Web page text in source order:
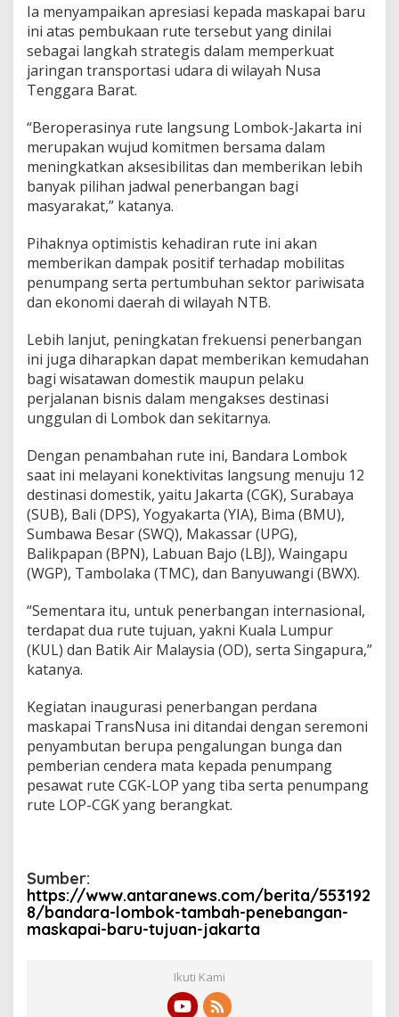
Ia menyampaikan apresiasi kepada maskapai baru
ini atas pembukaan rute tersebut yang dinilai
sebagai langkah strategis dalam memperkuat
jaringan transportasi udara di wilayah Nusa
Tenggara Barat.
“Beroperasinya rute langsung Lombok-Jakarta ini
merupakan wujud komitmen bersama dalam
meningkatkan aksesibilitas dan memberikan lebih
banyak pilihan jadwal penerbangan bagi
masyarakat,” katanya.
Pihaknya optimistis kehadiran rute ini akan
memberikan dampak positif terhadap mobilitas
penumpang serta pertumbuhan sektor pariwisata
dan ekonomi daerah di wilayah NTB.
Lebih lanjut, peningkatan frekuensi penerbangan
ini juga diharapkan dapat memberikan kemudahan
bagi wisatawan domestik maupun pelaku
perjalanan bisnis dalam mengakses destinasi
unggulan di Lombok dan sekitarnya.
Dengan penambahan rute ini, Bandara Lombok
saat ini melayani konektivitas langsung menuju 12
destinasi domestik, yaitu Jakarta (CGK), Surabaya
(SUB), Bali (DPS), Yogyakarta (YIA), Bima (BMU),
Sumbawa Besar (SWQ), Makassar (UPG),
Balikpapan (BPN), Labuan Bajo (LBJ), Waingapu
(WGP), Tambolaka (TMC), dan Banyuwangi (BWX).
“Sementara itu, untuk penerbangan internasional,
terdapat dua rute tujuan, yakni Kuala Lumpur
(KUL) dan Batik Air Malaysia (OD), serta Singapura,”
katanya.
Kegiatan inaugurasi penerbangan perdana
maskapai TransNusa ini ditandai dengan seremoni
penyambutan berupa pengalungan bunga dan
pemberian cendera mata kepada penumpang
pesawat rute CGK-LOP yang tiba serta penumpang
rute LOP-CGK yang berangkat.
Sumber:
https://www.antaranews.com/berita/553192
8/bandara-lombok-tambah-penebangan-
maskapai-baru-tujuan-jakarta
Ikuti Kami